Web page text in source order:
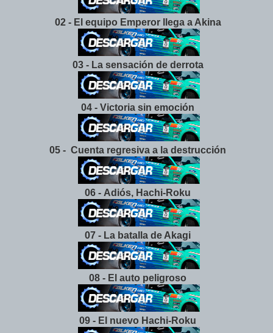
02 - El equipo Emperor llega a Akina
03 - La sensación de derrota
04 - Victoria sin emoción
05 - Cuenta regresiva a la destrucción
06 - Adiós, Hachi-Roku
07 - La batalla de Akagi
08 - El auto peligroso
09 - El nuevo Hachi-Roku